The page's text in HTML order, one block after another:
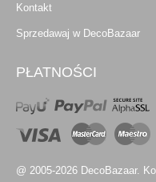
Kontakt
Sprzedawaj w DecoBazaar
PŁATNOŚCI
@ 2005-2026 DecoBazaar.